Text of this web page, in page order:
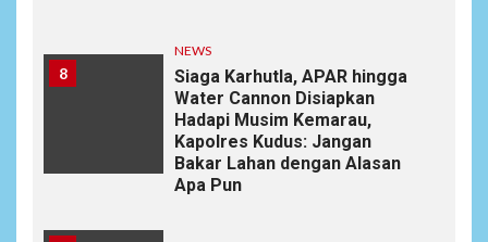
8
NEWS
Siaga Karhutla, APAR hingga
Water Cannon Disiapkan
Hadapi Musim Kemarau,
Kapolres Kudus: Jangan
Bakar Lahan dengan Alasan
Apa Pun